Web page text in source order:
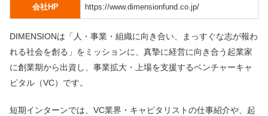
会社HP https://www.dimensionfund.co.jp/
DIMENSIONは「人・事業・組織に向き合い、まっすぐな志が報わ
れる社会を創る」をミッションに、真摯に経営に向き合う起業家
に創業期から出資し、事業拡大・上場を支援するベンチャーキャ
ピタル（VC）です。
短期インターンでは、VC業界・キャピタリストの仕事紹介や、起